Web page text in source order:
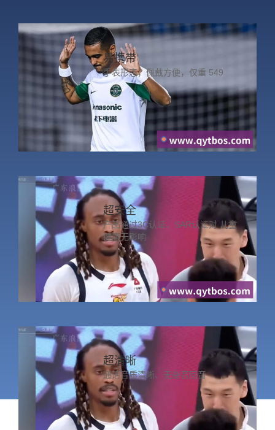
易携带
手表形态，佩戴方便，仅重 549
超安全
产品通过3C认证、SAR认证对 儿童
健康无影响
超清晰
通话音质清晰、无杂音回音